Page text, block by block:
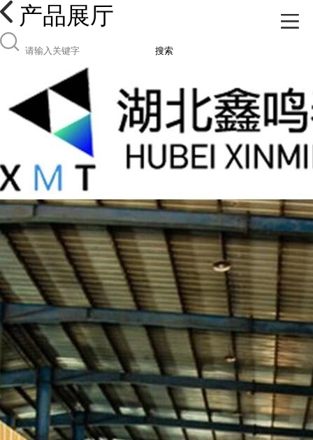
产品展厅
搜索